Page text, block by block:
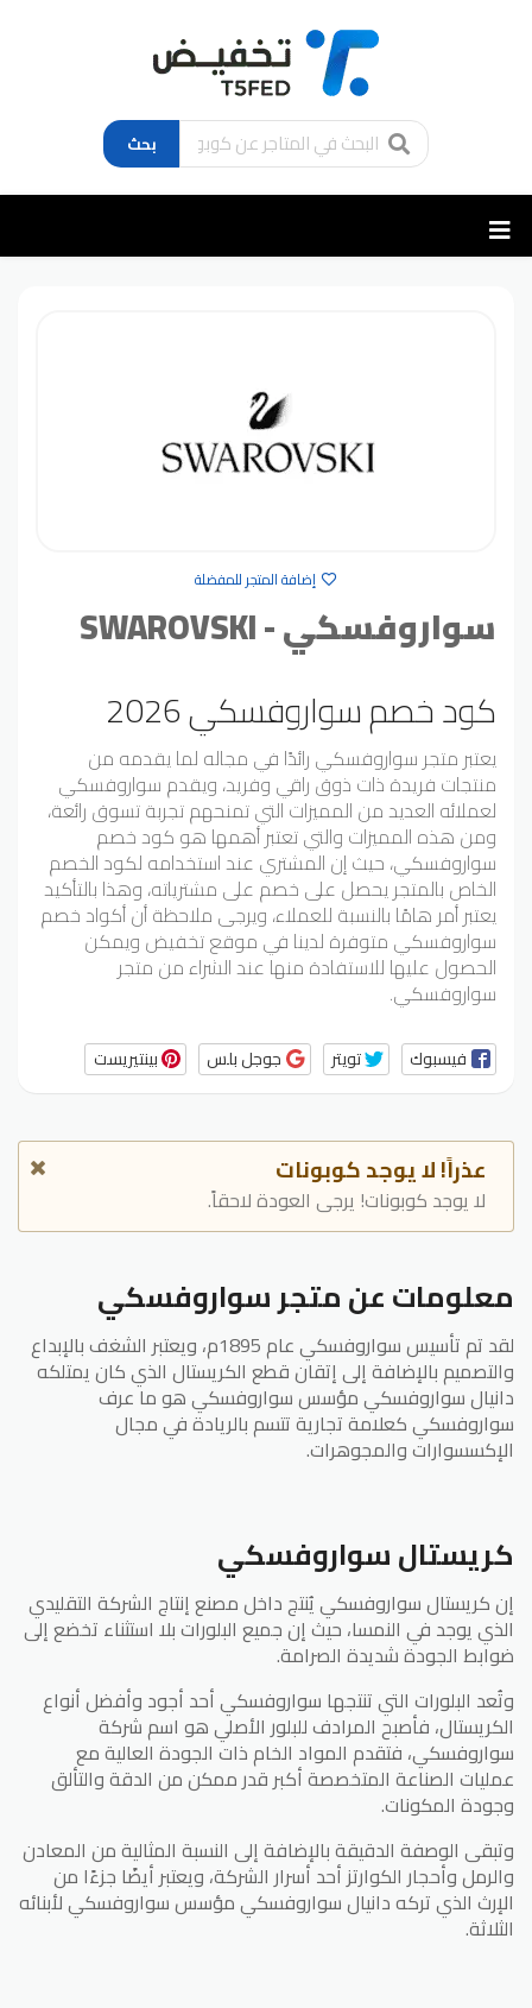
بحث
تخطي
إلى
المحتوى
إضافة المتجر للمفضلة
سواروفسكي - SWAROVSKI
كود خصم سواروفسكي 2026
يعتبر متجر سواروفسكي رائدًا في مجاله لما يقدمه من
منتجات فريدة ذات ذوق راقي وفريد، ويقدم سواروفسكي
لعملائه العديد من المميزات التي تمنحهم تجربة تسوق رائعة،
ومن هذه المميزات والتي تعتبر أهمها هو كود خصم
سواروفسكي، حيث إن المشتري عند استخدامه لكود الخصم
الخاص بالمتجر يحصل على خصم على مشترياته، وهذا بالتأكيد
يعتبر أمر هامًا بالنسبة للعملاء، ويرجى ملاحظة أن أكواد خصم
سواروفسكي متوفرة لدينا في موقع تخفيض ويمكن
الحصول عليها للاستفادة منها عند الشراء من متجر
سواروفسكي.
فيسبوك تويتر جوجل بلس بينتيريست
عذراً! لا يوجد كوبونات
لا يوجد كوبونات! يرجى العودة لاحقاً.
معلومات عن متجر سواروفسكي
لقد تم تأسيس سواروفسكي عام 1895م، ويعتبر الشغف بالإبداع
والتصميم بالإضافة إلى إتقان قطع الكريستال الذي كان يمتلكه
دانيال سواروفسكي مؤسس سواروفسكي هو ما عرف
سواروفسكي كعلامة تجارية تتسم بالريادة في مجال
الإكسسوارات والمجوهرات.
كريستال سواروفسكي
إن كريستال سواروفسكي يُنتج داخل مصنع إنتاج الشركة التقليدي
الذي يوجد في النمسا، حيث إن جميع البلورات بلا استثناء تخضع إلى
ضوابط الجودة شديدة الصرامة.
وتُعد البلورات التي تنتجها سواروفسكي أحد أجود وأفضل أنواع
الكريستال، فأصبح المرادف للبلور الأصلي هو اسم شركة
سواروفسكي، فتقدم المواد الخام ذات الجودة العالية مع
عمليات الصناعة المتخصصة أكبر قدر ممكن من الدقة والتألق
وجودة المكونات.
وتبقى الوصفة الدقيقة بالإضافة إلى النسبة المثالية من المعادن
والرمل وأحجار الكوارتز أحد أسرار الشركة، ويعتبر أيضًا جزءًا من
الإرث الذي تركه دانيال سواروفسكي مؤسس سواروفسكي لأبنائه
الثلاثة.